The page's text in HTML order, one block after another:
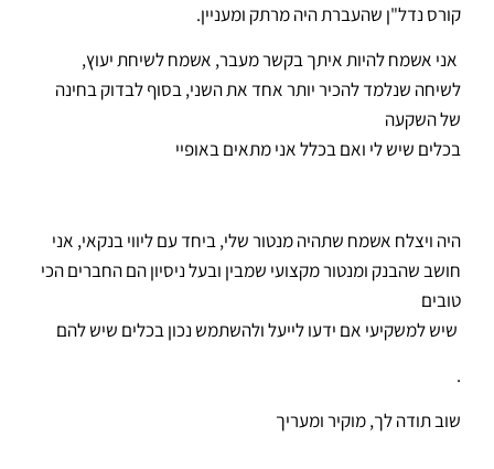
קורס נדל"ן שהעברת היה מרתק ומעניין.
אני אשמח להיות איתך בקשר מעבר, אשמח לשיחת יעוץ,
לשיחה שנלמד להכיר יותר אחד את השני, בסוף לבדוק בחינה
של השקעה
בכלים שיש לי ואם בכלל אני מתאים באופיי
היה ויצלח אשמח שתהיה מנטור שלי, ביחד עם ליווי בנקאי, אני
חושב שהבנק ומנטור מקצועי שמבין ובעל ניסיון הם החברים הכי
טובים
שיש למשקיעי אם ידעו לייעל ולהשתמש נכון בכלים שיש להם
.
שוב תודה לך, מוקיר ומעריך